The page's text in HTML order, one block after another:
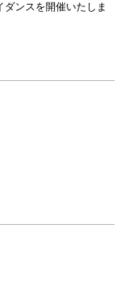
ンスを開催いたしま